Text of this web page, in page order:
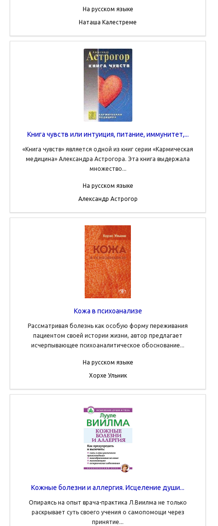
На русском языке
Наташа Калестреме
Книга чувств или интуиция, питание, иммунитет,...
«Книга чувств» является одной из книг серии «Кармическая
медицина» Александра Астрогора. Эта книга выдержала
множество...
На русском языке
Александр Астрогор
Кожа в психоанализе
Рассматривая болезнь как особую форму переживания
пациентом своей истории жизни, автор предлагает
исчерпывающее психоаналитическое обоснование...
На русском языке
Хорхе Ульник
Кожные болезни и аллергия. Исцеление души...
Опираясь на опыт врача-практика Л.Виилма не только
раскрывает суть своего учения о самопомощи через
принятие...